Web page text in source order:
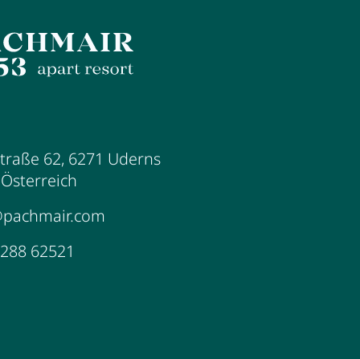
62, 6271 Uderns
Österreich
62521